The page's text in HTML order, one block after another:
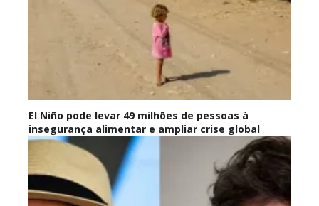
El Niño pode levar 49 milhões de pessoas à
insegurança alimentar e ampliar crise global